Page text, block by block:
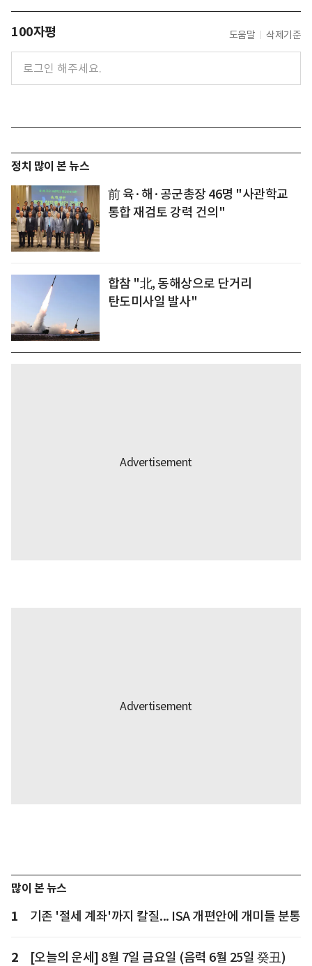
100자평 도움말 삭제기준
정치 많이 본 뉴스
前 육·해·공군총장 46명 "사관학교
통합 재검토 강력 건의"
합참 "北, 동해상으로 단거리
탄도미사일 발사"
많이 본 뉴스
1 기존 '절세 계좌'까지 칼질... ISA 개편안에 개미들 분통
2 [오늘의 운세] 8월 7일 금요일 (음력 6월 25일 癸丑)